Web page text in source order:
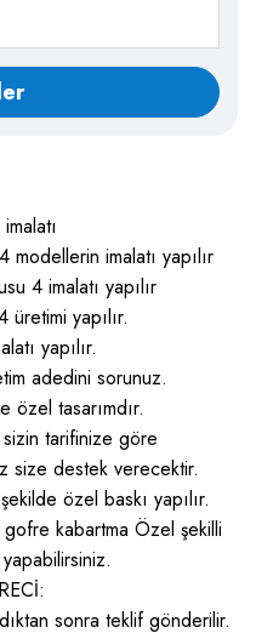
imalatı yapılır
4 imalatı yapılır
yapılır.
yapılır.
adedini sorunuz.
özel tasarımdır.
tarifinize göre
size destek verecektir.
özel baskı yapılır.
kabartma Özel şekilli
sonra teklif gönderilir.